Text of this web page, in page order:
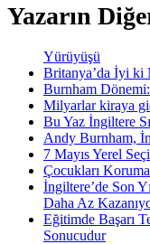
Yazarın
Yürüyüşü
Britanya’da İyi ki
Burnham
Milyarlar kiraya
Bu Yaz İngiltere
Andy Burnham,
7 Mayıs Yerel
Çocukları
İngiltere’de Son
Daha Az
Eğitimde Başarı
Sonucudur